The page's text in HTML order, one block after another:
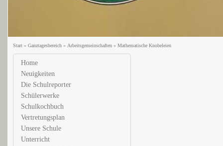
Start» Ganztagesbereich» Arbeitsgemeinschaften» Mathematische Knobeleien
Home
Neuigkeiten
Die Schulreporter
Schülerwerke
Schulkochbuch
Vertretungsplan
Unsere Schule
Unterricht